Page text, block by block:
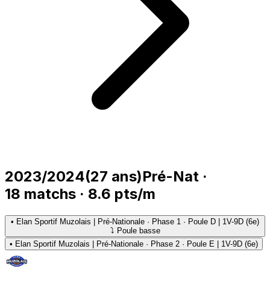
2023/2024(27 ans)Pré-Nat ·
18 matchs · 8.6 pts/m
• Elan Sportif Muzolais | Pré-Nationale · Phase 1 · Poule D | 1V-9D (6e)
⤵ Poule basse
• Elan Sportif Muzolais | Pré-Nationale · Phase 2 · Poule E | 1V-9D (6e)